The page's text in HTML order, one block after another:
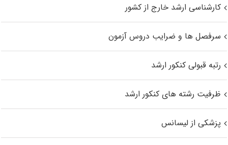
کارشناسی ارشد خارج از کشور
سرفصل ها و ضرایب دروس آزمون
رتبه قبولی کنکور ارشد
ظرفیت رشته های کنکور ارشد
پزشکی از لیسانس